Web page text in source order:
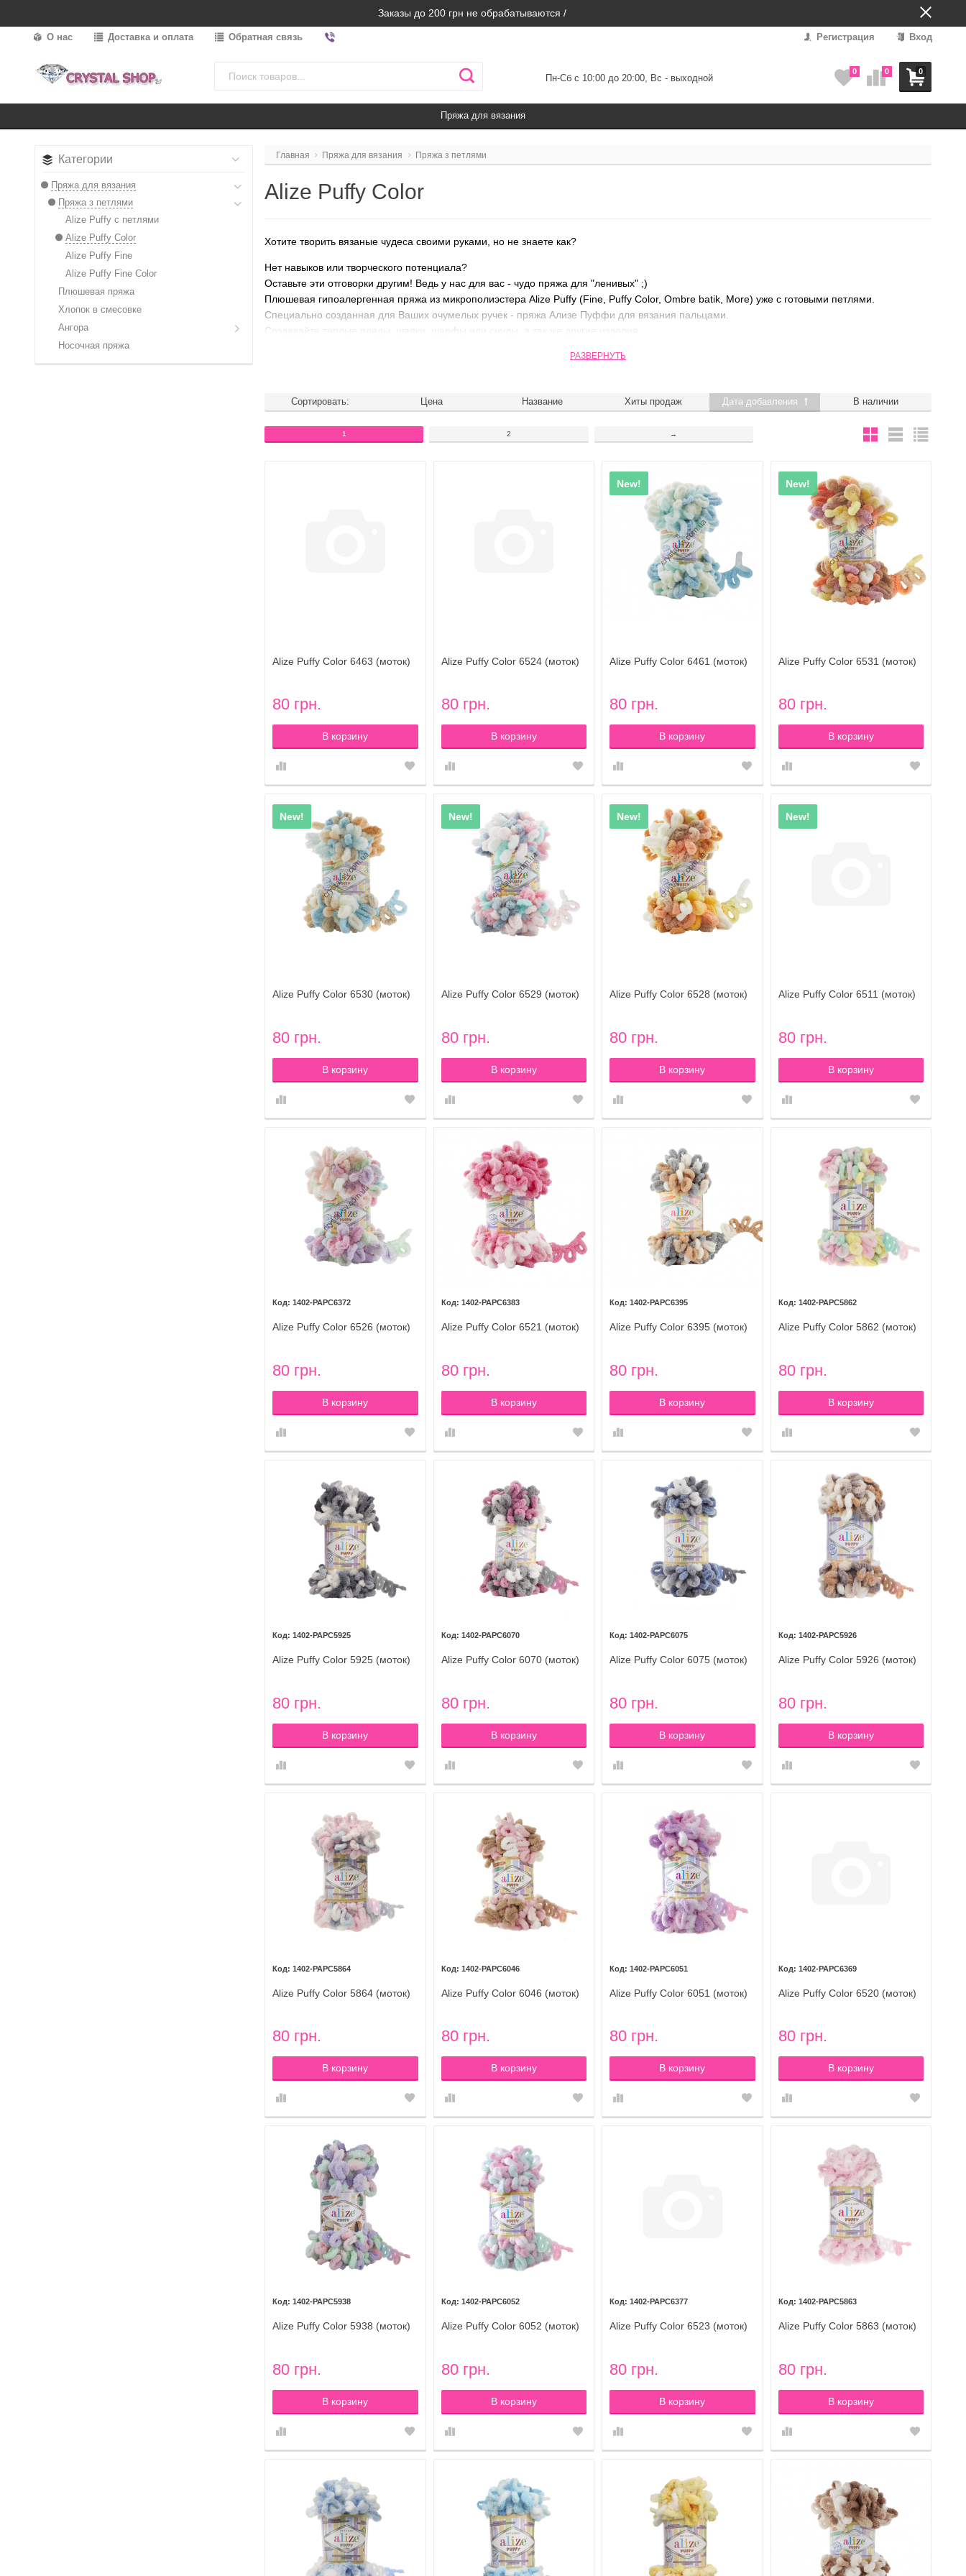
Заказы до 200 грн не обрабатываются /
О нас Доставка и оплата Обратная связь Регистрация Вход
Пн-Сб с 10:00 до 20:00, Вс - выходной
0
0 0
Пряжа для вязания
Категории
Пряжа для вязания
Пряжа з петлями
Alize Puffy с петлями
Alize Puffy Color
Alize Puffy Fine
Alize Puffy Fine Color
Плюшевая пряжа
Хлопок в смесовке
Ангора
Носочная пряжа
Главная Пряжа для вязания Пряжа з петлями
Alize Puffy Color
Хотите творить вязаные чудеса своими руками, но не знаете как?
Нет навыков или творческого потенциала?
Оставьте эти отговорки другим! Ведь у нас для вас - чудо пряжа для "ленивых" ;)
Плюшевая гипоалергенная пряжа из микрополиэстера Alize Puffy (Fine, Puffy Color, Ombre batik, More) уже с готовыми петлями.
Специально созданная для Ваших очумелых ручек - пряжа Ализе Пуффи для вязания пальцами.
Создавайте теплые пледы, шапки, шарфы или снуды, а так же другие изделия.
Кто заинтересован - вам к нам! магазин Crystal Shop (crystal-sv.com.ua)
РАЗВЕРНУТЬ
Сортировать: Цена Название Хиты продаж Дата добавления В наличии
1 2 →
Alize Puffy Color 6463 (моток)
80 грн.
В корзину
Alize Puffy Color 6524 (моток)
80 грн.
В корзину
New!
Alize Puffy Color 6461 (моток)
80 грн.
В корзину
New!
Alize Puffy Color 6531 (моток)
80 грн.
В корзину
New!
Alize Puffy Color 6530 (моток)
80 грн.
В корзину
New!
Alize Puffy Color 6529 (моток)
80 грн.
В корзину
New!
Alize Puffy Color 6528 (моток)
80 грн.
В корзину
New!
Alize Puffy Color 6511 (моток)
80 грн.
В корзину
1402-PAPC6372
Alize Puffy Color 6526 (моток)
80 грн.
В корзину
1402-PAPC6383
Alize Puffy Color 6521 (моток)
80 грн.
В корзину
1402-PAPC6395
Alize Puffy Color 6395 (моток)
80 грн.
В корзину
1402-PAPC5862
Alize Puffy Color 5862 (моток)
80 грн.
В корзину
1402-PAPC5925
Alize Puffy Color 5925 (моток)
80 грн.
В корзину
1402-PAPC6070
Alize Puffy Color 6070 (моток)
80 грн.
В корзину
1402-PAPC6075
Alize Puffy Color 6075 (моток)
80 грн.
В корзину
1402-PAPC5926
Alize Puffy Color 5926 (моток)
80 грн.
В корзину
1402-PAPC5864
Alize Puffy Color 5864 (моток)
80 грн.
В корзину
1402-PAPC6046
Alize Puffy Color 6046 (моток)
80 грн.
В корзину
1402-PAPC6051
Alize Puffy Color 6051 (моток)
80 грн.
В корзину
1402-PAPC6369
Alize Puffy Color 6520 (моток)
80 грн.
В корзину
1402-PAPC5938
Alize Puffy Color 5938 (моток)
80 грн.
В корзину
1402-PAPC6052
Alize Puffy Color 6052 (моток)
80 грн.
В корзину
1402-PAPC6377
Alize Puffy Color 6523 (моток)
80 грн.
В корзину
1402-PAPC5863
Alize Puffy Color 5863 (моток)
80 грн.
В корзину